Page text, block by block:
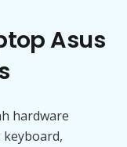
Asus
hardware